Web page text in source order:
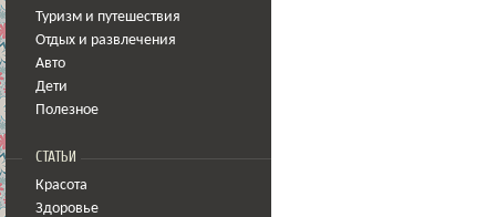
Туризм и путешествия
Отдых и развлечения
Авто
Дети
Полезное
СТАТЬИ
Красота
Здоровье